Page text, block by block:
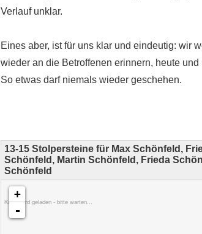
Verlauf unklar.
Eines aber, ist für uns klar und eindeutig: wir
wieder an die Betroffenen erinnern, heute und
So etwas darf niemals wieder geschehen.
13-15 Stolpersteine für Max Schönfeld,
Schönfeld, Martin Schönfeld, Frieda
Schönfeld
Karte wird geladen - bitte warten...
+
-